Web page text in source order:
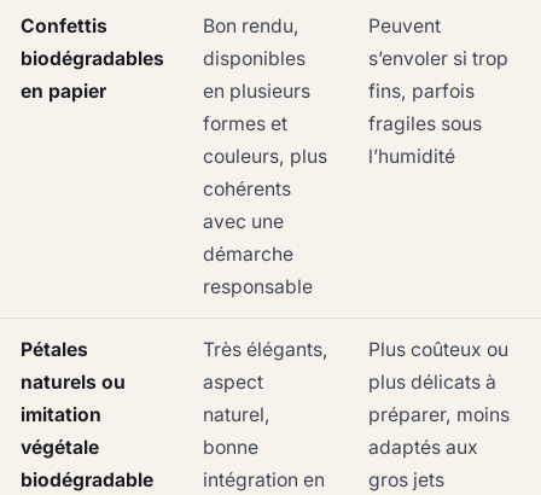
Confettis
biodégradables
en papier
Bon rendu,
disponibles
en plusieurs
formes et
couleurs, plus
cohérents
avec une
démarche
responsable
Peuvent
s’envoler si trop
fins, parfois
fragiles sous
l’humidité
Pétales
naturels ou
imitation
végétale
biodégradable
Très élégants,
aspect
naturel,
bonne
intégration en
Plus coûteux ou
plus délicats à
préparer, moins
adaptés aux
gros jets